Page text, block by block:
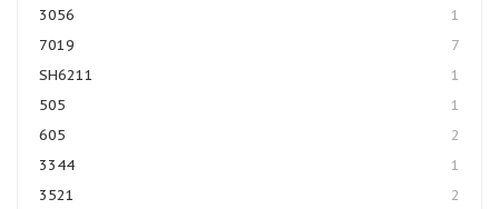
3056
1
7019
7
SH6211
1
505
1
605
2
3344
1
3521
2